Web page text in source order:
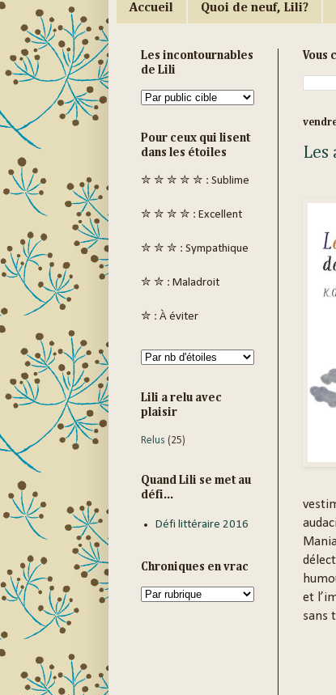
Accueil Quoi de neuf, Lili?
Vous
Les
et
sans
Les incontournables
de Lili
Pour ceux qui lisent
dans les étoiles
✮ ✮ ✮ ✮ ✮ : Sublime
✮ ✮ ✮ ✮ : Excellent
✮ ✮ ✮ : Sympathique
✮ ✮ : Maladroit
✮ : À éviter
Lili a relu avec
plaisir
Relus (25)
Quand Lili se met au
défi...
Défi littéraire 2016
Chroniques en vrac